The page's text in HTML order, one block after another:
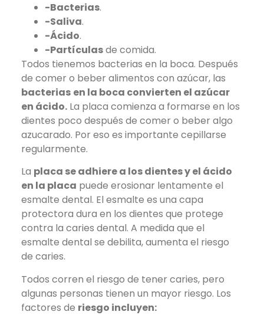
-Bacterias.
-Saliva.
-Ácido.
-Partículasde comida.
Todos tienemos bacterias en la boca. Después
de comer o beber alimentos con azúcar, las
bacterias en la boca convierten el azúcar
en ácido. La placa comienza a formarse en los
dientes poco después de comer o beber algo
azucarado. Por eso es importante cepillarse
regularmente.
La placa se adhiere a los dientes y el ácido
en la placa puede erosionar lentamente el
esmalte dental. El esmalte es una capa
protectora dura en los dientes que protege
contra la caries dental. A medida que el
esmalte dental se debilita, aumenta el riesgo
de caries.
Todos corren el riesgo de tener caries, pero
algunas personas tienen un mayor riesgo. Los
factores de riesgo incluyen: